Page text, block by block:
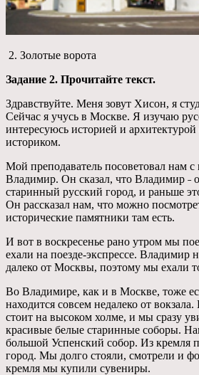
2. Золотые ворота
Задание 2. Прочитайте текст.
Здравствуйте. Меня зовут Хисон, я
Сейчас я учусь в Москве. Я изучаю
интересуюсь историей и
историком.
Мой преподаватель посоветовал нам с
Владимир. Он сказал, что Владимир ˗
старинный русский город, и раньше
Он рассказал нам, что можно
исторические памятники там есть.
И вот в воскресенье рано утром мы
ехали на поезде-экспрессе. Владимир
далеко от Москвы, поэтому мы ехали
Во Владимире, как и в Москве, тоже
находится совсем недалеко от
стоит на высоком холме, и мы сразу
красивые белые старинные соборы.
большой Успенский собор. Из кремля
город. Мы долго стояли, смотрели и
кремля мы купили сувениры.